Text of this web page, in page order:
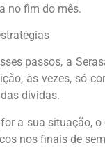
no fim do mês.
passos, a
às vezes, só
dívidas.
a sua situação,
nos finais de